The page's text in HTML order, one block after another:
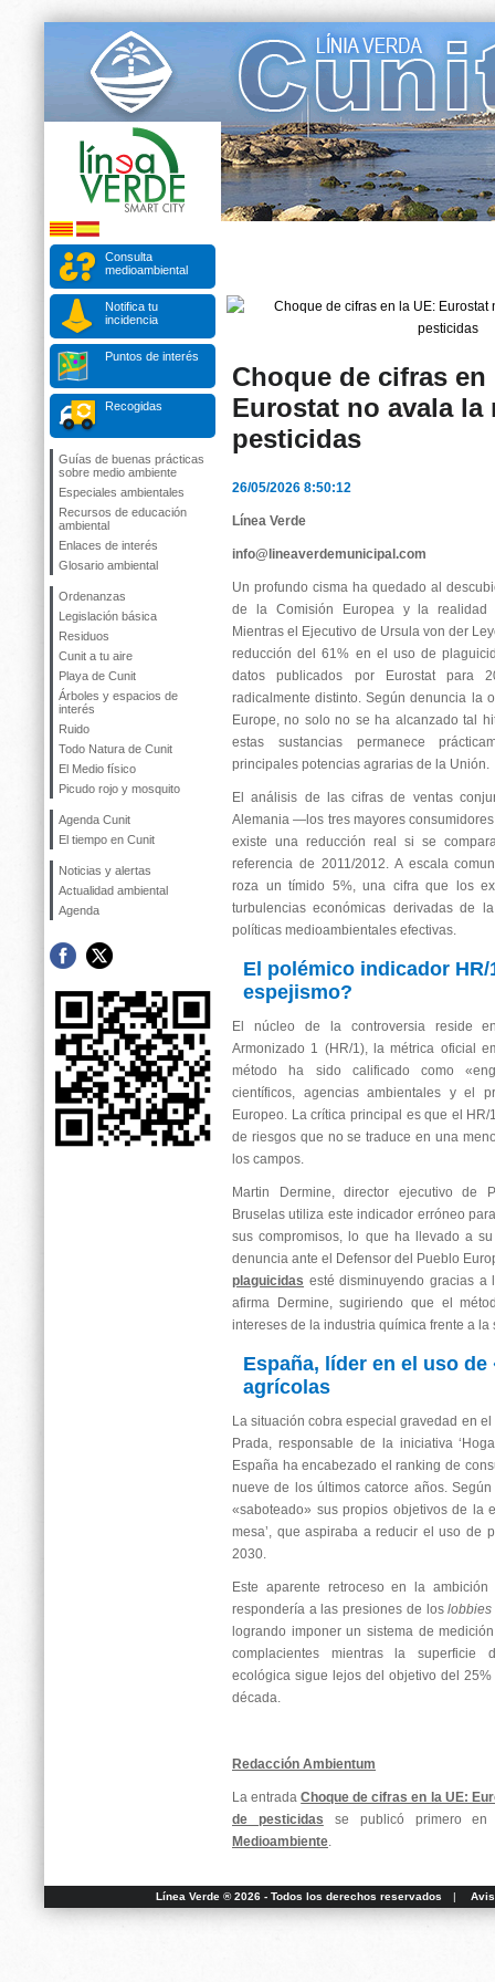
Consulta
medioambiental
Notifica tu
incidencia
Puntos de interés
Recogidas
Guías de buenas prácticas
sobre medio ambiente
Especiales ambientales
Recursos de educación
ambiental
Enlaces de interés
Glosario ambiental
Ordenanzas
Legislación básica
Residuos
Cunit a tu aire
Playa de Cunit
Árboles y espacios de
interés
Ruido
Todo Natura de Cunit
El Medio físico
Picudo rojo y mosquito
Agenda Cunit
El tiempo en Cunit
Noticias y alertas
Actualidad ambiental
Agenda
Choque de cifras en
Eurostat no avala la
pesticidas
26/05/2026 8:50:12
Línea Verde
info@lineaverdemunicipal.com
Un profundo cisma ha quedado al
de la Comisión Europea y la realidad
Mientras el Ejecutivo de Ursula von der
reducción del 61% en el uso de
datos publicados por Eurostat para
radicalmente distinto. Según denuncia la
Europe, no solo no se ha alcanzado tal
estas sustancias permanece
principales potencias agrarias de la Unión.
El análisis de las cifras de ventas
Alemania —los tres mayores
existe una reducción real si se
referencia de 2011/2012. A escala
roza un tímido 5%, una cifra que los
turbulencias económicas derivadas de
políticas medioambientales efectivas.
El polémico indicador
espejismo?
El núcleo de la controversia reside
Armonizado 1 (HR/1), la métrica oficial
método ha sido calificado como
científicos, agencias ambientales y el
Europeo. La crítica principal es que el
de riesgos que no se traduce en una
los campos.
Martin Dermine, director ejecutivo de
Bruselas utiliza este indicador erróneo
sus compromisos, lo que ha llevado a
denuncia ante el Defensor del Pueblo
plaguicidas esté disminuyendo gracias
afirma Dermine, sugiriendo que el
intereses de la industria química frente a la
España, líder en el uso de
agrícolas
La situación cobra especial gravedad en
Prada, responsable de la iniciativa
España ha encabezado el ranking de
nueve de los últimos catorce años.
«saboteado» sus propios objetivos de la
mesa’, que aspiraba a reducir el uso de
2030.
Este aparente retroceso en la
respondería a las presiones de loslobbies
logrando imponer un sistema de
complacientes mientras la superficie
ecológica sigue lejos del objetivo del
década.
Redacción Ambientum
La entradaChoque de cifras en la UE:
de pesticidas se publicó primero
Medioambiente.
Línea Verde ® 2026 - Todos los derechos reservados |